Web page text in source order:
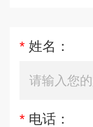
* 姓名：
* 电话：